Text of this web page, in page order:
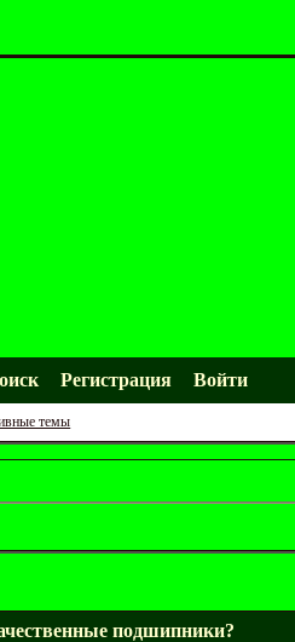
Регистрация Войти
темы
подшипники?